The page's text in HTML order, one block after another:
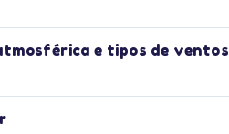
e tipos de ventos